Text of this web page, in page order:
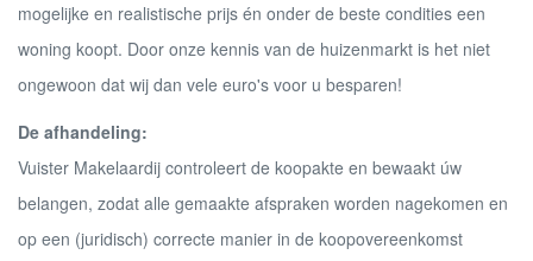
mogelijke en realistische prijs én onder de beste condities een
woning koopt. Door onze kennis van de huizenmarkt is het niet
ongewoon dat wij dan vele euro's voor u besparen!
De afhandeling:
Vuister Makelaardij controleert de koopakte en bewaakt úw
belangen, zodat alle gemaakte afspraken worden nagekomen en
op een (juridisch) correcte manier in de koopovereenkomst